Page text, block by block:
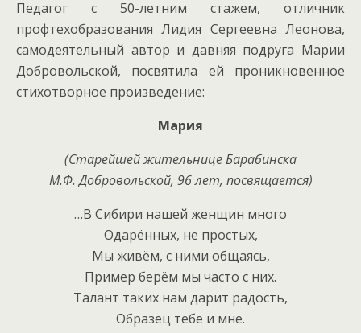
Педагог с 50-летним стажем, отличник
профтехобразования Лидия Сергеевна Леонова,
самодеятельный автор и давняя подруга Марии
Добровольской, посвятила ей проникновенное
стихотворное произведение:
Мария
(Старейшей жительнице Барабинска
М.Ф. Добровольской, 96 лет, посвящается)
…В Сибири нашей женщин много
Одарённых, не простых,
Мы живём, с ними общаясь,
Пример берём мы часто с них.
Талант таких нам дарит радость,
Образец тебе и мне.